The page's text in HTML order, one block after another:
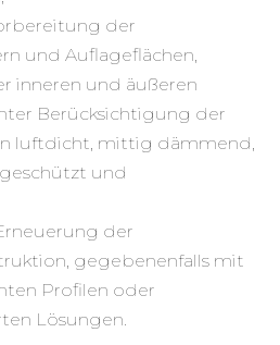
der
und Auflageflächen,
inneren und äußeren
Berücksichtigung der
luftdicht, mittig dämmend,
und
der
gegebenenfalls mit
Profilen oder
Lösungen.